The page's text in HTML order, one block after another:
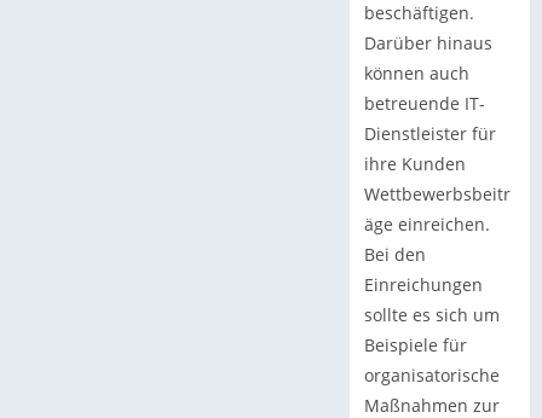
beschäftigen.
Darüber hinaus
können auch
betreuende IT-
Dienstleister für
ihre Kunden
Wettbewerbsbeitr
äge einreichen.
Bei den
Einreichungen
sollte es sich um
Beispiele für
organisatorische
Maßnahmen zur